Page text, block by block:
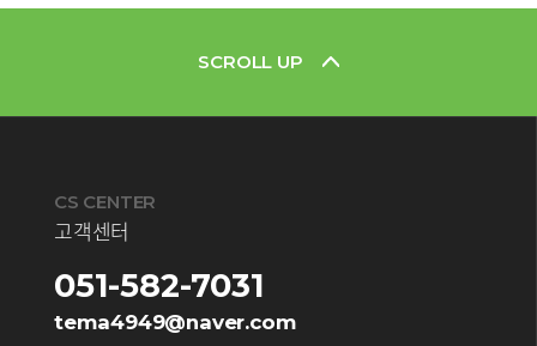
SCROLL UP
CS CENTER
고객센터
051-582-7031
tema4949@naver.com